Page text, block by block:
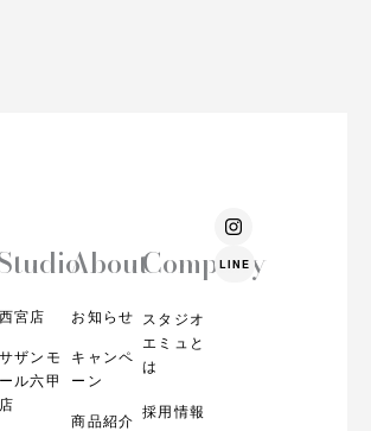
西宮店
サザンモ
ール六甲
店
About
お知らせ
キャンペ
ーン
商品紹介
Company
スタジオ
エミュと
は
採用情報
I
n
s
t
LINE